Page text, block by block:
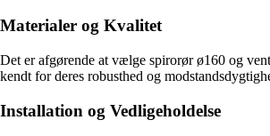
Materialer og Kvalitet
Det er afgørende at vælge spirorør ø160 og
kendt for deres robusthed og
Installation og Vedligeholdelse